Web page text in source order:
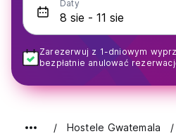
Daty
Zarezerwuj z 1-dniowym
bezpłatnie anulować
Hostele Gwatemala